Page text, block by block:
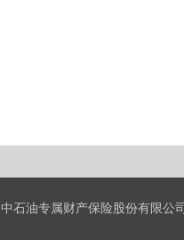
中石油专属财产保险股份有限公司